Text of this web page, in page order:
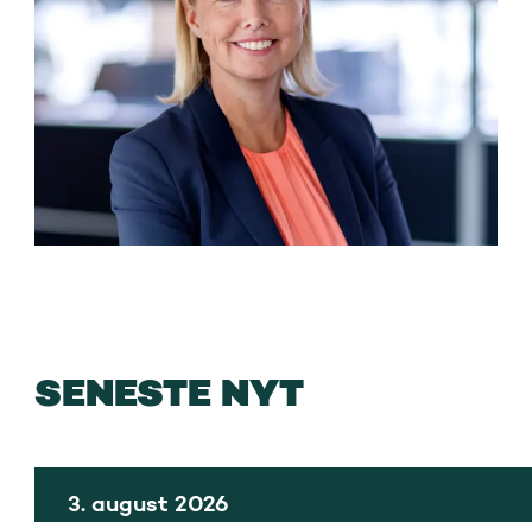
SENESTE NYT
3. august 2026